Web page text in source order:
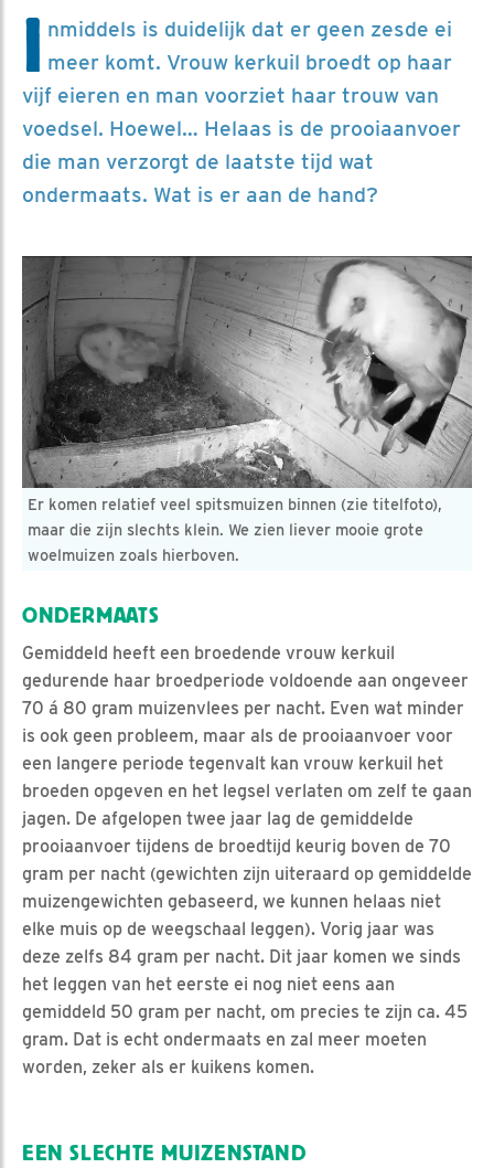
I nmiddels is duidelijk dat er geen zesde ei
meer komt. Vrouw kerkuil broedt op haar
vijf eieren en man voorziet haar trouw van
voedsel. Hoewel… Helaas is de prooiaanvoer
die man verzorgt de laatste tijd wat
ondermaats. Wat is er aan de hand?
Er komen relatief veel spitsmuizen binnen (zie titelfoto),
maar die zijn slechts klein. We zien liever mooie grote
woelmuizen zoals hierboven.
ONDERMAATS
Gemiddeld heeft een broedende vrouw kerkuil
gedurende haar broedperiode voldoende aan ongeveer
70 á 80 gram muizenvlees per nacht. Even wat minder
is ook geen probleem, maar als de prooiaanvoer voor
een langere periode tegenvalt kan vrouw kerkuil het
broeden opgeven en het legsel verlaten om zelf te gaan
jagen. De afgelopen twee jaar lag de gemiddelde
prooiaanvoer tijdens de broedtijd keurig boven de 70
gram per nacht (gewichten zijn uiteraard op gemiddelde
muizengewichten gebaseerd, we kunnen helaas niet
elke muis op de weegschaal leggen). Vorig jaar was
deze zelfs 84 gram per nacht. Dit jaar komen we sinds
het leggen van het eerste ei nog niet eens aan
gemiddeld 50 gram per nacht, om precies te zijn ca. 45
gram. Dat is echt ondermaats en zal meer moeten
worden, zeker als er kuikens komen.
EEN SLECHTE MUIZENSTAND